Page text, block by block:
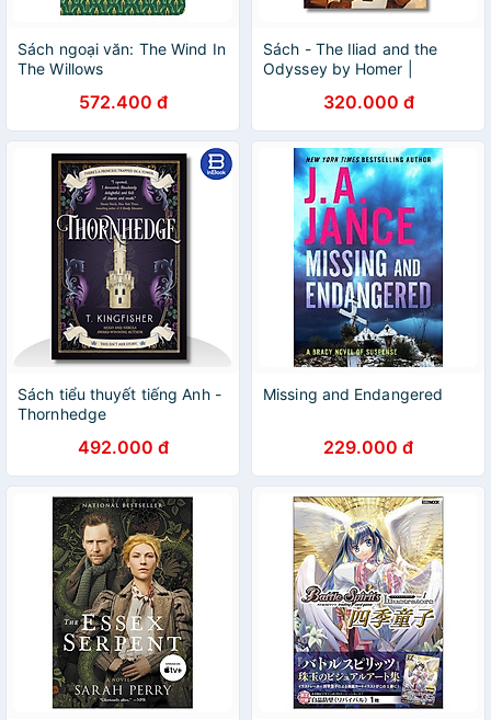
Sách ngoại văn: The Wind In
The Willows
572.400 đ
Sách - The Iliad and the
Odyssey by Homer |
Mythology / Ngoại văn Nhập
khẩu
320.000 đ
Sách tiểu thuyết tiếng Anh -
Thornhedge
492.000 đ
Missing and Endangered
229.000 đ